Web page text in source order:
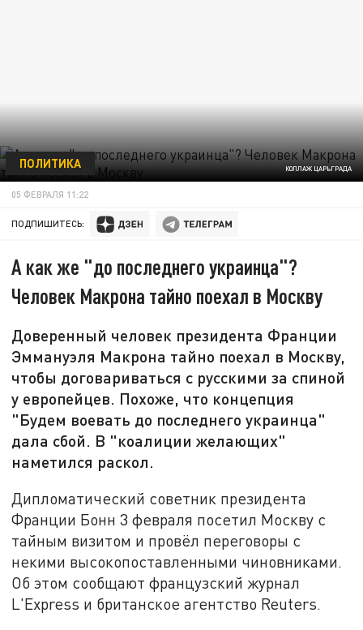
КОЛЛАЖ ЦАРЬГРАДА
ПОЛИТИКА
05 ФЕВРАЛЯ 11:22
ПОДПИШИТЕСЬ:
А как же "до последнего украинца"?
Человек Макрона тайно поехал в Москву
Доверенный человек президента Франции
Эммануэля Макрона тайно поехал в Москву,
чтобы договариваться с русскими за спиной
у европейцев. Похоже, что концепция
"Будем воевать до последнего украинца"
дала сбой. В "коалиции желающих"
наметился раскол.
Дипломатический советник президента
Франции Бонн 3 февраля посетил Москву с
тайным визитом и провёл переговоры с
некими высокопоставленными чиновниками.
Об этом сообщают французский журнал
L'Express и британское агентство Reuters.